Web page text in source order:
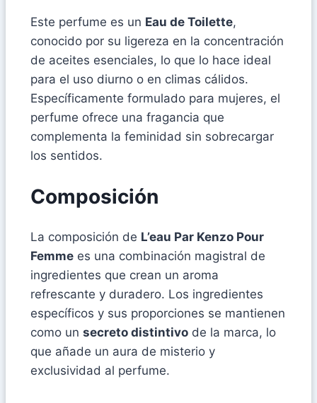
Este perfume es un Eau de Toilette,
conocido por su ligereza en la concentración
de aceites esenciales, lo que lo hace ideal
para el uso diurno o en climas cálidos.
Específicamente formulado para mujeres, el
perfume ofrece una fragancia que
complementa la feminidad sin sobrecargar
los sentidos.
Composición
La composición de L’eau Par Kenzo Pour
Femme es una combinación magistral de
ingredientes que crean un aroma
refrescante y duradero. Los ingredientes
específicos y sus proporciones se mantienen
como un secreto distintivo de la marca, lo
que añade un aura de misterio y
exclusividad al perfume.